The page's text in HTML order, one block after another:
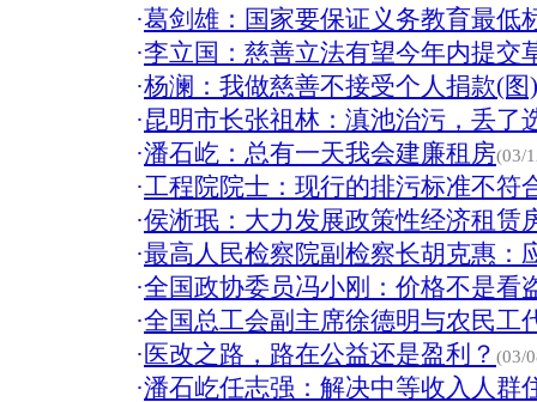
·葛剑雄：国家要保证义务教育最低
·李立国：慈善立法有望今年内提交
·杨澜：我做慈善不接受个人捐款(图)
·昆明市长张祖林：滇池治污，丢了
·潘石屹：总有一天我会建廉租房(03/
·工程院院士：现行的排污标准不符
·侯淅珉：大力发展政策性经济租赁
·最高人民检察院副检察长胡克惠：
·全国政协委员冯小刚：价格不是看
·全国总工会副主席徐德明与农民工
· 医改之路，路在公益还是盈利？ (03/
·潘石屹任志强：解决中等收入人群